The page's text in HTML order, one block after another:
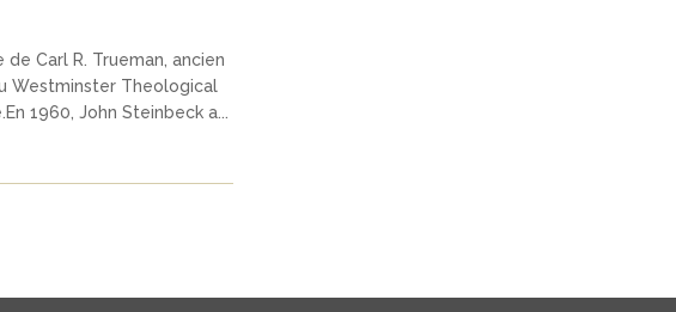
Carl R. Trueman, ancien
Westminster Theological
1960, John Steinbeck a...